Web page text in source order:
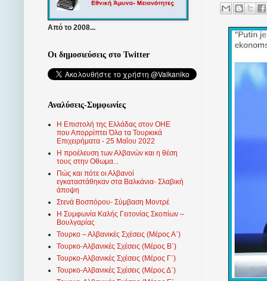
Από το 2008...
Οι δημοσιεύσεις στο Twitter
Αναλύσεις-Συμφωνίες
Η Επιστολή της Ελλάδας στον ΟΗΕ
που Απορρίπτει Όλα τα Τουρκικά
Επιχειρήματα - 25 Μαΐου 2022
Η προέλευση των Αλβανών και η θέση
τους στην Οθωμα...
Πώς και πότε οι Αλβανοί
εγκαταστάθηκαν στα Βαλκάνια- Σλαβική
άποψη
Στενά Βοσπόρου- Σύμβαση Μοντρέ
Η Συμφωνία Καλής Γειτονίας Σκοπίων –
Βουλγαρίας
Τουρκο – Αλβανικές Σχέσεις (Mέρος Α΄)
Τουρκο-Αλβανικές Σχέσεις (Μέρος Β΄)
Τουρκο-Αλβανικές Σχέσεις (Μέρος Γ΄)
Τουρκο-Αλβανικές Σχέσεις (Μέρος Δ΄)